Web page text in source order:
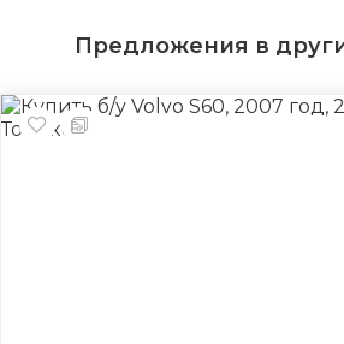
Предложения в